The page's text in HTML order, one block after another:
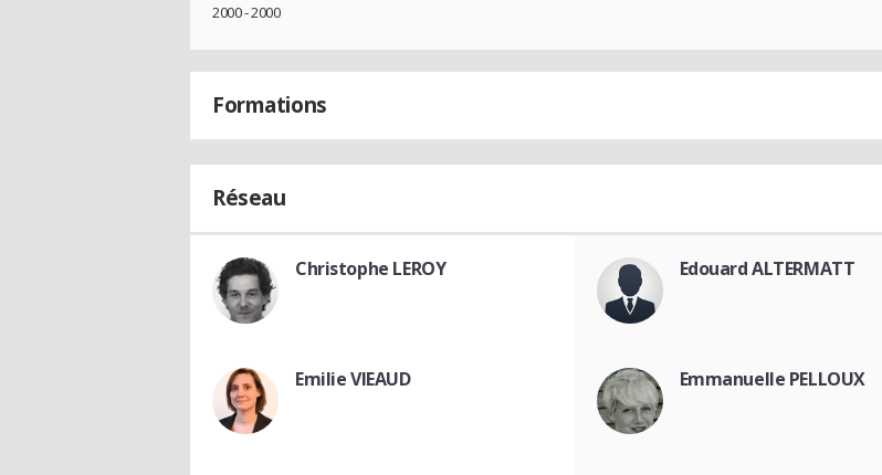
2000 - 2000
Formations
Réseau
Christophe LEROY Edouard ALTERMATT
Emilie VIEAUD Emmanuelle PELLOUX